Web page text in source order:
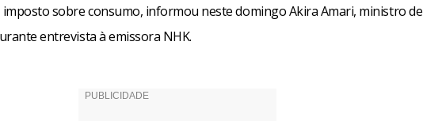
sobre consumo, informou neste domingo Akira Amari, ministro de
entrevista à emissora NHK.